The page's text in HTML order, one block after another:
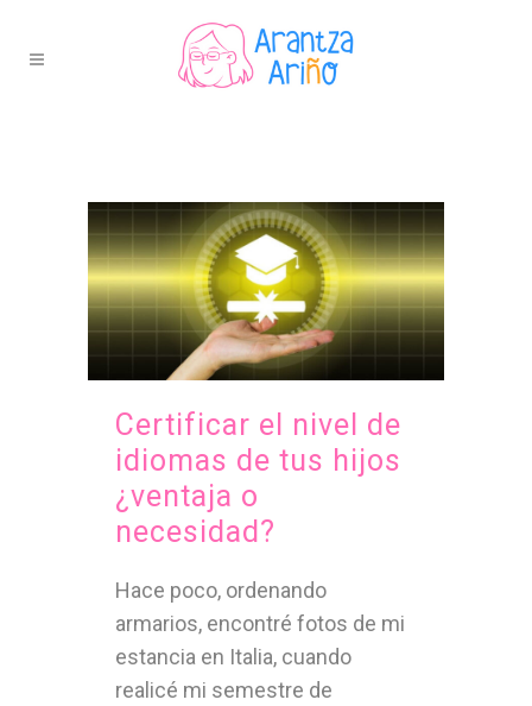
Certificar el nivel de
idiomas de tus hijos
¿ventaja o
necesidad?
Hace poco, ordenando
armarios, encontré fotos de mi
estancia en Italia, cuando
realicé mi semestre de